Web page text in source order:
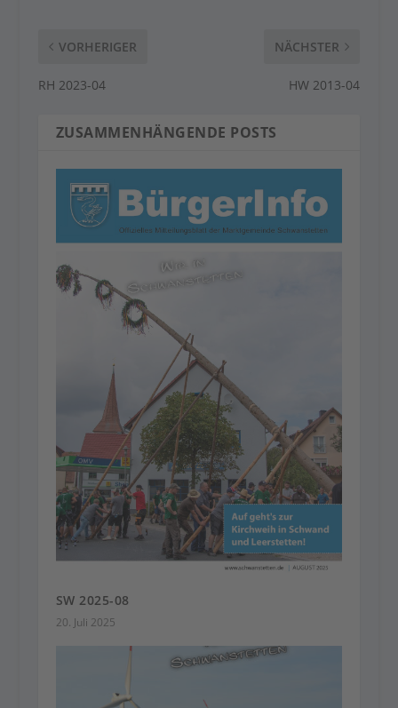
VORHERIGER
RH 2023-04
NÄCHSTER
HW 2013-04
ZUSAMMENHÄNGENDE POSTS
SW 2025-08
20. Juli 2025